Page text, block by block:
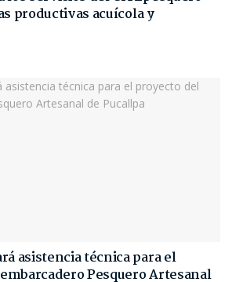
productivas acuícola y
asistencia técnica para el
Pesquero Artesanal